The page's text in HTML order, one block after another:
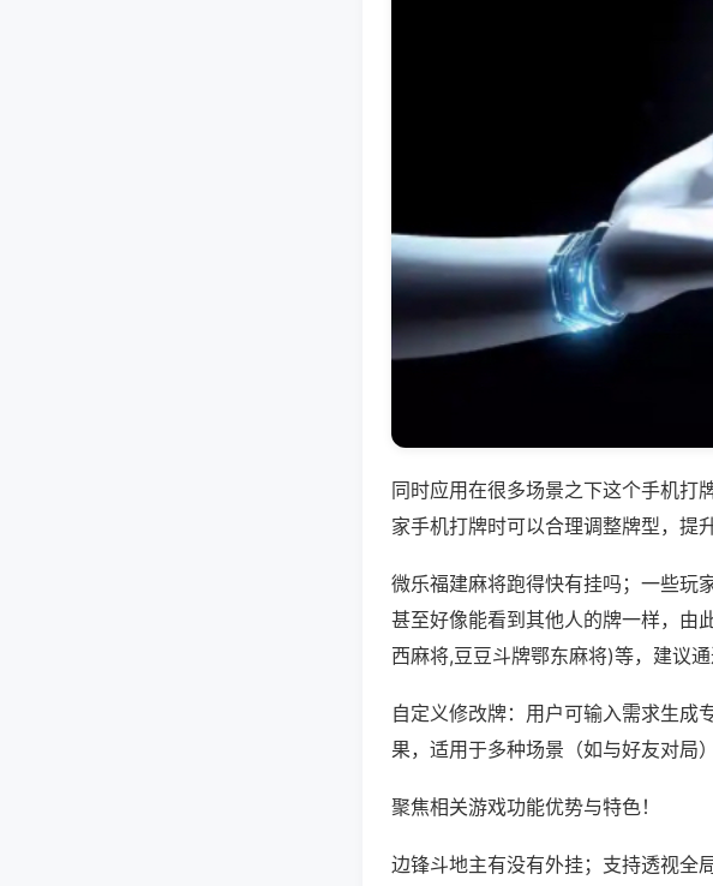
同时应用在很多场景之下这个手机打
家手机打牌时可以合理调整牌型，提
微乐福建麻将跑得快有挂吗；一些玩
甚至好像能看到其他人的牌一样，由
西麻将,豆豆斗牌鄂东麻将)等，建议
自定义修改牌：用户可输入需求生成
果，适用于多种场景（如与好友对局
聚焦相关游戏功能优势与特色！
边锋斗地主有没有外挂；支持透视全